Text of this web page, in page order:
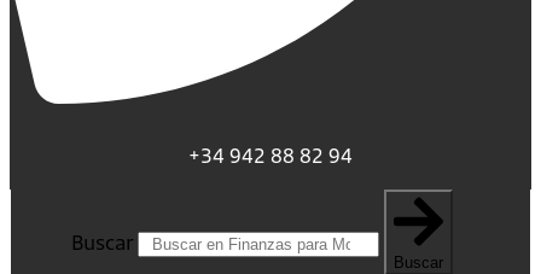
+34 942 88 82 94
Buscar
Buscar